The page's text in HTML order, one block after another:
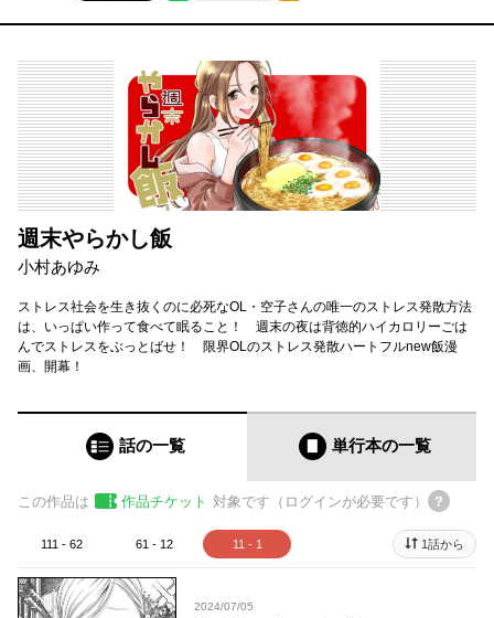
週末やらかし飯
小村あゆみ
ストレス社会を生き抜くのに必死なOL・空子さんの唯一のストレス発散方法
は、いっぱい作って食べて眠ること！ 週末の夜は背徳的ハイカロリーごは
んでストレスをぶっとばせ！ 限界OLのストレス発散ハートフルnew飯漫
画、開幕！
話の一覧 単行本の一覧
この作品は 作品チケット 対象です（ログインが必要です）
111 - 62 61 - 12 11 - 1 1話から
2024/07/05